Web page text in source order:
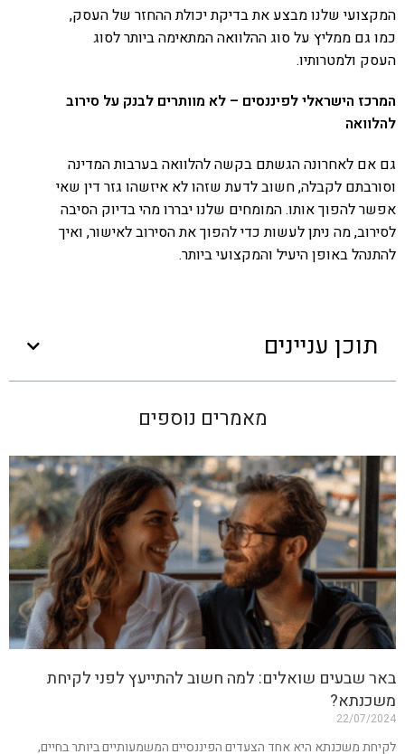
המקצועי שלנו מבצע את בדיקת יכולת ההחזר של העסק,
כמו גם ממליץ על סוג ההלוואה המתאימה ביותר לסוג
העסק ולמטרותיו.
המרכז הישראלי לפיננסים – לא מוותרים לבנק על סירוב
להלוואה
גם אם לאחרונה הגשתם בקשה להלוואה בערבות המדינה
וסורבתם לקבלה, חשוב לדעת שזהו לא איזשהו גזר דין שאי
אפשר להפוך אותו. המומחים שלנו יבררו מהי בדיוק הסיבה
לסירוב, מה ניתן לעשות כדי להפוך את הסירוב לאישור, ואיך
להתנהל באופן היעיל והמקצועי ביותר.
תוכן עניינים
מאמרים נוספים
באר שבעים שואלים: למה חשוב להתייעץ לפני לקיחת
משכנתא?
22/07/2024
לקיחת משכנתא היא אחד הצעדים הפיננסיים המשמעותיים ביותר בחיים,